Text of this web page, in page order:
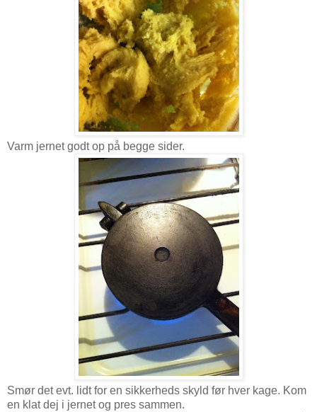
Varm jernet godt op på begge sider.
Smør det evt. lidt for en sikkerheds skyld før hver kage. Kom
en klat dej i jernet og pres sammen.